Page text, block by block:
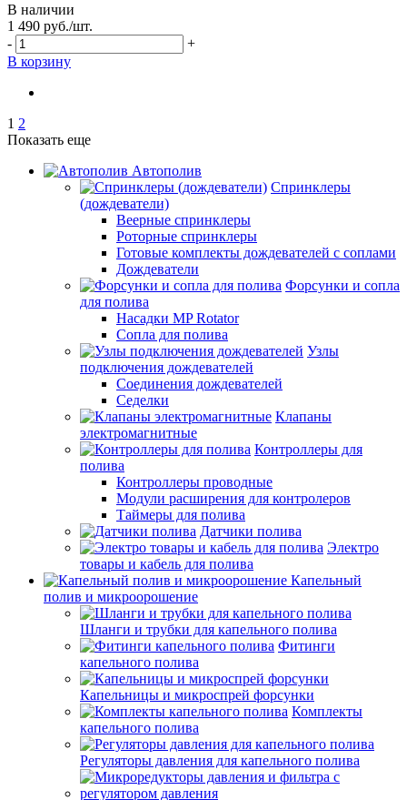
В наличии
1 490 руб./шт.
-
+
В корзину
1 2
Показать еще
Автополив
Спринклеры
(дождеватели)
Веерные спринклеры
Роторные спринклеры
Готовые комплекты дождевателей с соплами
Дождеватели
Форсунки и сопла
для полива
Насадки MP Rotator
Сопла для полива
Узлы
подключения дождевателей
Соединения дождевателей
Седелки
Клапаны
электромагнитные
Контроллеры для
полива
Контроллеры проводные
Модули расширения для контролеров
Таймеры для полива
Датчики полива
Электро
товары и кабель для полива
Капельный
полив и микроорошение
Шланги и трубки для капельного полива
Фитинги
капельного полива
Капельницы и микроспрей форсунки
Комплекты
капельного полива
Регуляторы давления для капельного полива